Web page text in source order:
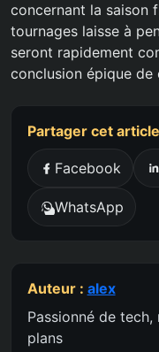
concernant la saison
tournages laisse à
seront rapidement
conclusion épique de
Partager cet article
Facebook
WhatsApp
Auteur : alex
Passionné de
plans